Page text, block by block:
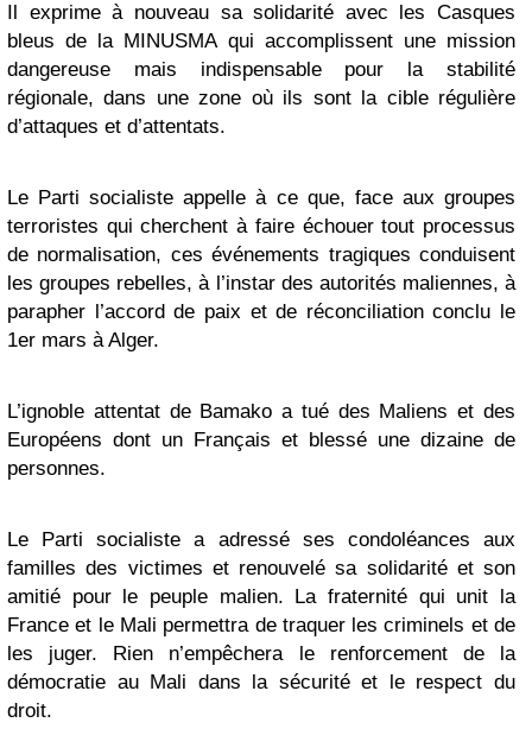
Il exprime à nouveau sa solidarité avec les Casques
bleus de la MINUSMA qui accomplissent une mission
dangereuse mais indispensable pour la stabilité
régionale, dans une zone où ils sont la cible régulière
d’attaques et d’attentats.
Le Parti socialiste appelle à ce que, face aux groupes
terroristes qui cherchent à faire échouer tout processus
de normalisation, ces événements tragiques conduisent
les groupes rebelles, à l’instar des autorités maliennes, à
parapher l’accord de paix et de réconciliation conclu le
1er mars à Alger.
L’ignoble attentat de Bamako a tué des Maliens et des
Européens dont un Français et blessé une dizaine de
personnes.
Le Parti socialiste a adressé ses condoléances aux
familles des victimes et renouvelé sa solidarité et son
amitié pour le peuple malien. La fraternité qui unit la
France et le Mali permettra de traquer les criminels et de
les juger. Rien n’empêchera le renforcement de la
démocratie au Mali dans la sécurité et le respect du
droit.